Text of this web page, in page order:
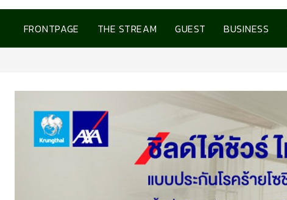
FRONTPAGE THE STREAM GUEST BUSINESS
ทีทีบี เปิดตัวบัตรเคร